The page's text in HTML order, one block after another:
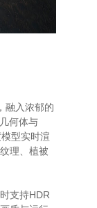
融入浓郁的
何体与
型实时渲
理、植被
支持HDR